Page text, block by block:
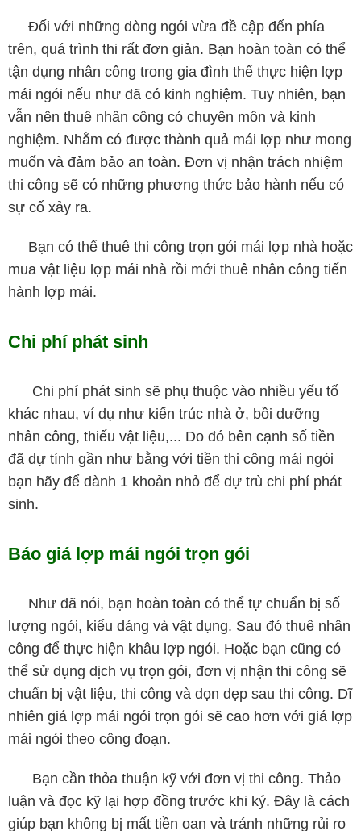
Đối với những dòng ngói vừa đề cập đến phía
trên, quá trình thi rất đơn giản. Bạn hoàn toàn có thể
tận dụng nhân công trong gia đình thể thực hiện lợp
mái ngói nếu như đã có kinh nghiệm. Tuy nhiên, bạn
vẫn nên thuê nhân công có chuyên môn và kinh
nghiệm. Nhằm có được thành quả mái lợp như mong
muốn và đảm bảo an toàn. Đơn vị nhận trách nhiệm
thi công sẽ có những phương thức bảo hành nếu có
sự cố xảy ra.
Bạn có thể thuê thi công trọn gói mái lợp nhà hoặc
mua vật liệu lợp mái nhà rồi mới thuê nhân công tiến
hành lợp mái.
Chi phí phát sinh
Chi phí phát sinh sẽ phụ thuộc vào nhiều yếu tố
khác nhau, ví dụ như kiến trúc nhà ở, bồi dưỡng
nhân công, thiếu vật liệu,... Do đó bên cạnh số tiền
đã dự tính gần như bằng với tiền thi công mái ngói
bạn hãy để dành 1 khoản nhỏ để dự trù chi phí phát
sinh.
Báo giá lợp mái ngói trọn gói
Như đã nói, bạn hoàn toàn có thể tự chuẩn bị số
lượng ngói, kiểu dáng và vật dụng. Sau đó thuê nhân
công để thực hiện khâu lợp ngói. Hoặc bạn cũng có
thể sử dụng dịch vụ trọn gói, đơn vị nhận thi công sẽ
chuẩn bị vật liệu, thi công và dọn dẹp sau thi công. Dĩ
nhiên giá lợp mái ngói trọn gói sẽ cao hơn với giá lợp
mái ngói theo công đoạn.
Bạn cần thỏa thuận kỹ với đơn vị thi công. Thảo
luận và đọc kỹ lại hợp đồng trước khi ký. Đây là cách
giúp bạn không bị mất tiền oan và tránh những rủi ro